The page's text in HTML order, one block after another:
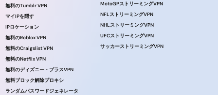
無料のTumblr VPN
マイIPを隠す
IPロケーション
無料のRoblox VPN
無料のCraigslist VPN
無料のNetflix VPN
無料のディズニー・プラスVPN
無料ブロック解除プロキシ
ランダムパスワードジェネレータ
MotoGPストリーミングVPN
NFLストリーミングVPN
NHLストリーミングVPN
UFCストリーミングVPN
サッカーストリーミングVPN